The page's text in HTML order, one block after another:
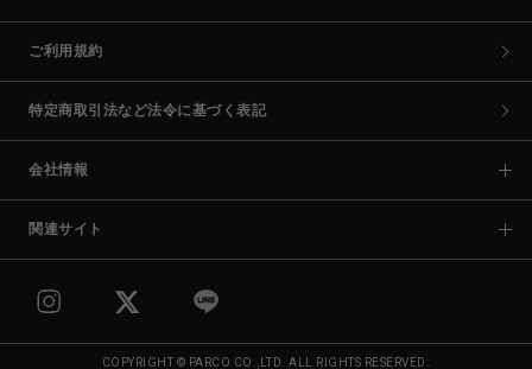
ご利用規約
特定商取引法など法令に基づく表記
会社情報
関連サイト
COPYRIGHT © PARCO CO.,LTD. ALL RIGHTS RESERVED.